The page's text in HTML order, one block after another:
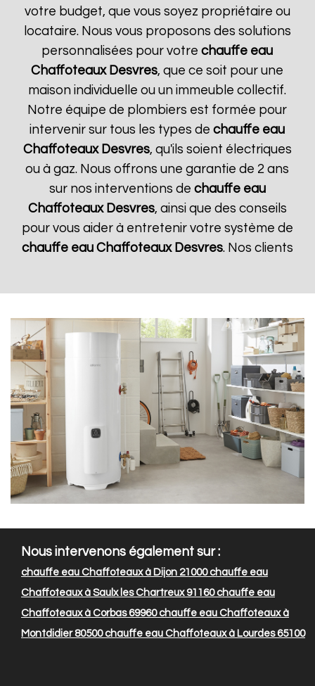
votre budget, que vous soyez propriétaire ou
locataire. Nous vous proposons des solutions
personnalisées pour votrechauffe eau
Chaffoteaux Desvres, que ce soit pour une
maison individuelle ou un immeuble collectif.
Notre équipe de plombiers est formée pour
intervenir sur tous les types dechauffe eau
Chaffoteaux Desvres, qu'ils soient électriques
ou à gaz. Nous offrons une garantie de 2 ans
sur nos interventions de chauffe eau
Chaffoteaux Desvres, ainsi que des conseils
pour vous aider à entretenir votre système de
chauffe eau Chaffoteaux Desvres. Nos clients
Nous intervenons également sur :
chauffe eau Chaffoteaux à Dijon 21000chauffe eau
Chaffoteaux à Saulx les Chartreux 91160chauffe eau
Chaffoteaux à Corbas 69960chauffe eau Chaffoteaux à
Montdidier 80500chauffe eau Chaffoteaux à Lourdes 65100